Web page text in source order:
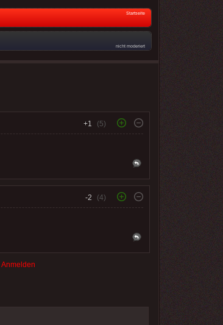
Startseite
nicht moderiert
+1 (5)
-2 (4)
Anmelden